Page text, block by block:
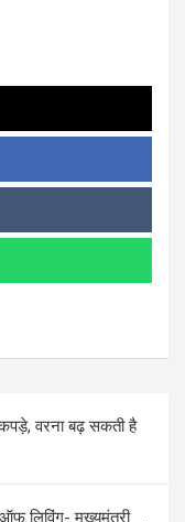
वरना बढ़ सकती है
ऑफ लिविंग- मुख्यमंत्री